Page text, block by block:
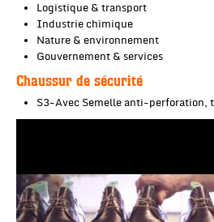
Logistique & transport
Industrie chimique
Nature & environnement
Gouvernement & services
Chaussur de sécurité
S3-Avec Semelle anti-perforation,